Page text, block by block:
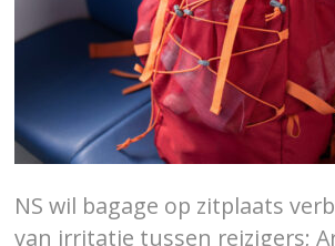
NS wil bagage op zitplaats
van irritatie tussen reizigers;